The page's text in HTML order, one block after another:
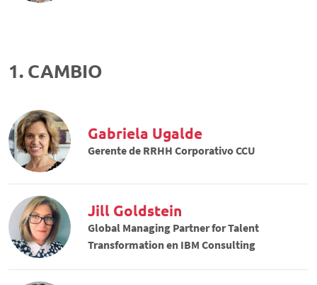
1. CAMBIO
Gabriela Ugalde
Gerente de RRHH Corporativo CCU
Jill Goldstein
Global Managing Partner for Talent
Transformation en IBM Consulting